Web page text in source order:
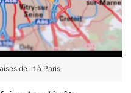
de lit à Paris